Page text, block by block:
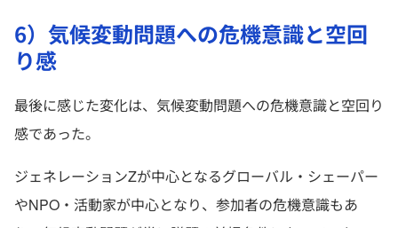
6）気候変動問題への危機意識と空回
り感
最後に感じた変化は、気候変動問題への危機意識と空回り
感であった。
ジェネレーションZが中心となるグローバル・シェーパー
やNPO・活動家が中心となり、参加者の危機意識もあ